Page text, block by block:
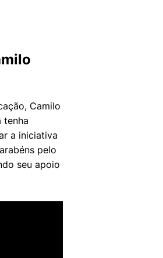
Camilo
tenha
a iniciativa
pelo
seu apoio